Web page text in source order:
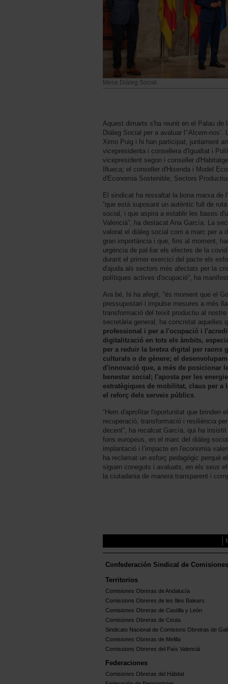
Mesa Diàleg Social.
Aquest dimarts s'ha reunit en el Palau de
Diàleg Social per a avaluar l’‘Alcem-
Ximo Puig i hi han participat, juntament
vicepresidenta i consellera d'Igualtat i
vicepresident segon i conseller
Illueca; el conseller d'Hisenda i Model
d'Economia Sostenible, Sectors
El sindicat ha ressaltat la bona marxa de
“que està suposant un autèntic full de
social, i que aspira a establir les bases
Valencià”, ha destacat Ana García. La
valorat el diàleg social com a marc per a
gran importància i que, fins al moment,
urgència de pal·liar els efectes de la
durant el primer exercici del pacte els
d'ajuda als sectors més afectats per la
polítiques actives d'ocupació”, ha
Ara bé, hi ha afegit, “és moment que el
pressupostari i impulse mesures a més
transformació del teixit productiu al
secretària general, ha concretat aquelles
professional i per a l'ocupació i
digitalització en tots els àmbits,
per a reduir la bretxa digital per raons
culturals o de gènere; el
d'innovació que, a més de posicionar
benestar social; l'aposta per les
estratègiques de mobilitat, claus per
el reforç dels serveis públics.
“Hem d'aprofitar l'oportunitat que brinden
recuperació, transformació i resiliència
decent”, ha recalcat García, qui ha
fons europeus, en el marc del diàleg
implantació i l’impacte en l'economia
ha reclamat un esforç pedagògic perquè
siguen coneguts i avaluats, en els seus
la ciutadania de manera transparent i
Confederación Sindical de
Territorios
Comisiones Obreras de Andalucía
Comissions Obreres de les Illes Balears
Comisiones Obreras de Castilla y León
Comisiones Obreras de Ceuta
Sindicato Nacional de Comisions Obreiras de
Comisiones Obreras de Melilla
Comissions Obreres del Paìs Valenciá
Federaciones
Comisiones Obreras del Hábitat